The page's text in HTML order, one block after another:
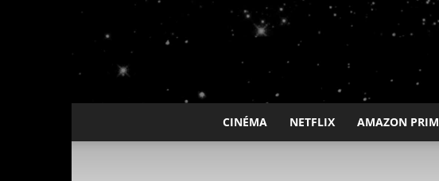
CINÉMA NETFLIX AMAZON